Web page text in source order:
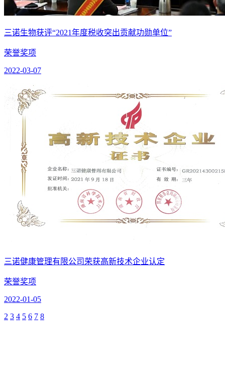
三诺生物获评“2021年度税收突出贡献功勋单位”
荣誉奖项
2022-03-07
三诺健康管理有限公司荣获高新技术企业认定
荣誉奖项
2022-01-05
2 3 4 5 6 7 8